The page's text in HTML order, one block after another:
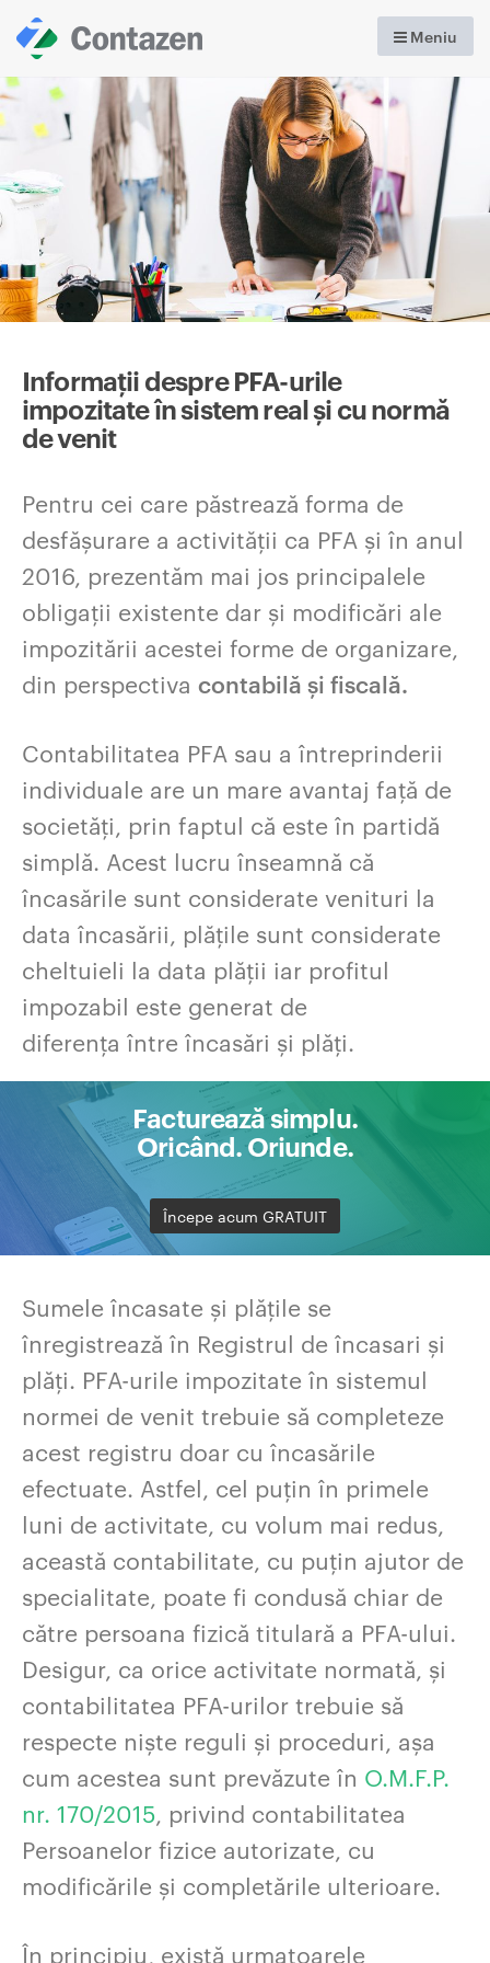
Meniu
Informații despre PFA-urile
impozitate în sistem real și cu normă
de venit
Pentru cei care păstrează forma de
desfășurare a activității ca PFA și în anul
2016, prezentăm mai jos principalele
obligații existente dar și modificări ale
impozitării acestei forme de organizare,
din perspectiva contabilă și fiscală.
Contabilitatea PFA sau a întreprinderii
individuale are un mare avantaj față de
societăți, prin faptul că este în partidă
simplă. Acest lucru înseamnă că
încasările sunt considerate venituri la
data încasării, plățile sunt considerate
cheltuieli la data plății iar profitul
impozabil este generat de
diferența între încasări și plăți.
Facturează simplu.
Oricând. Oriunde.
Începe acum GRATUIT
Sumele încasate și plățile se
înregistrează în Registrul de încasari și
plăți. PFA-urile impozitate în sistemul
normei de venit trebuie să completeze
acest registru doar cu încasările
efectuate. Astfel, cel puțin în primele
luni de activitate, cu volum mai redus,
această contabilitate, cu puțin ajutor de
specialitate, poate fi condusă chiar de
către persoana fizică titulară a PFA-ului.
Desigur, ca orice activitate normată, și
contabilitatea PFA-urilor trebuie să
respecte niște reguli și proceduri, așa
cum acestea sunt prevăzute în O.M.F.P.
nr. 170/2015 , privind contabilitatea
Persoanelor fizice autorizate, cu
modificările și completările ulterioare.
În principiu, există urmatoarele